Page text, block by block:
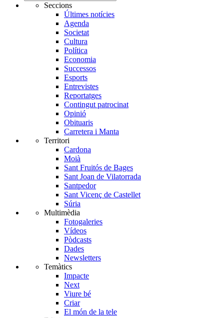
Seccions
Últimes notícies
Agenda
Societat
Cultura
Política
Economia
Successos
Esports
Entrevistes
Reportatges
Contingut patrocinat
Opinió
Obituaris
Carretera i Manta
Territori
Cardona
Moià
Sant Fruitós de Bages
Sant Joan de Vilatorrada
Santpedor
Sant Vicenç de Castellet
Súria
Multimèdia
Fotogaleries
Vídeos
Pòdcasts
Dades
Newsletters
Temàtics
Impacte
Next
Viure bé
Criar
El món de la tele